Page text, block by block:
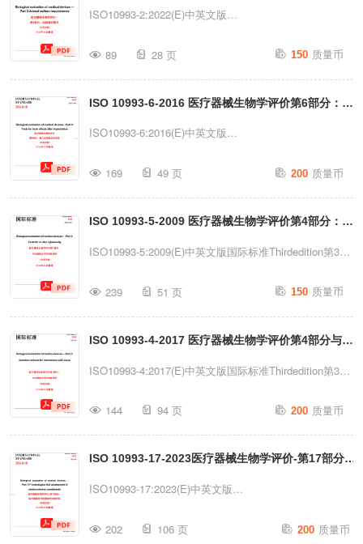
性试验(中英文版)2024年03月翻译
AllrightsreservedISO10993-3:2014(...
动物福利要求(中英文版)
ISO10993-2:2022(E)中英文版
2022-11Biologicalevaluationofmedicaldevices—
Part2:Animalwelfarerequirements医疗器械生物学评价—
第2部分：动物福利要求(中英文版)2025年05月翻译
ReferencenumberISO10993-
2:2022(E)中英文版目录Foreword前
言..............................
89 28 页 150 质量币
ISO 10993-6-2016 医疗器械生物学评价第6部分：植
入后局部反应试验(中英文版)
ISO10993-6:2016(E)中英文版
2016-12-01Biologicalevaluationofmedicaldevices—
Part6:TestsforlocaleffectsafterImplantation医疗器械生物
学评价第6部分：植入后局部反应试验(中英文版)2024年
03月翻译ReferencenumberISO10993-
6:2016(E)中英文版目录Foreword前言.............
169 49 页 200 质量币
ISO 10993-5-2009 医疗器械生物学评价第4部分：与
血液相互作用试验选择(中英文版)
ISO10993-5:2009(E)中英文版国际标准Thirdedition第3版
Part5:Testsforinvitrocytotoxicity医疗器械生物学评价第4
部分：与血液相互作用试验选择(中英文版)2025年06月翻
译参考版本号ISO10993-5:2009(E)PAGE:1CISO2024-
AllrightsreservedISO10993-5:2009(E)中英文版目录
239 51 页 150 质量币
ISO 10993-4-2017 医疗器械生物学评价第4部分与血
液相互作用试验选择(中英文版)
ISO10993-4:2017(E)中英文版国际标准Thirdedition第3版
Part4:Selectionoftestsforinteractionswithblood医疗器械
生物学评价第4部分：与血液相互作用试验选择(中英文
版)2024年05月翻译参考版本号ISO10993-4-
2:2017(E)PAGE:1CISO2019-AllrightsreservedISO10993-
言........................................
144 94 页 200 质量币
ISO 10993-17-2023医疗器械生物学评价-第17部分：
医疗器械成分的毒理学风险评估(中英文版）
ISO10993-17:2023(E)中英文版
版2023-09Biologicalevaluationofmedicaldevices—
202 106 页 200 质量币